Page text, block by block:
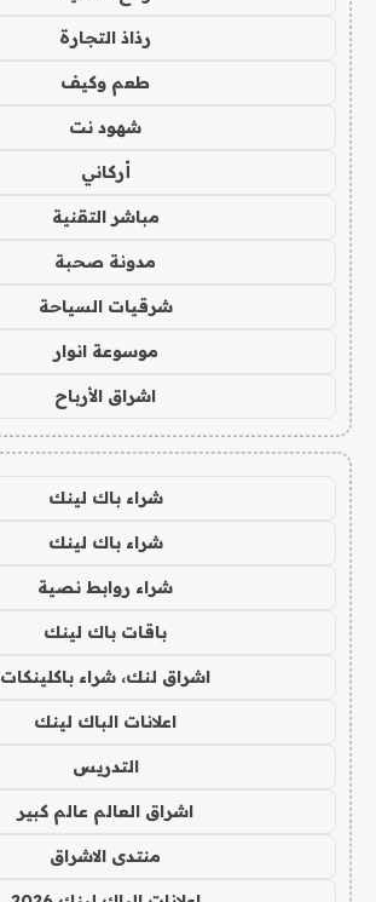
رذاذ التجارة
طعم وكيف
شهود نت
أركاني
مباشر التقنية
مدونة صحبة
شرقيات السياحة
موسوعة انوار
اشراق الأرباح
شراء باك لينك
شراء باك لينك
شراء روابط نصية
باقات باك لينك
اشراق لنك، شراء باكلينكات
اعلانات الباك لينك
التدريس
اشراق العالم عالم كبير
منتدى الاشراق